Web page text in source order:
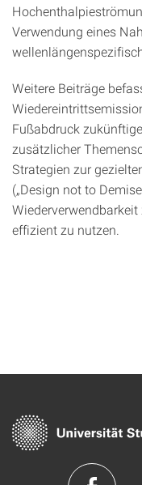
Verwendung eines
Weitere Beiträge
Fußabdruck
zusätzlicher
Strategien zur
(„Design not to
effizient zu nutzen.